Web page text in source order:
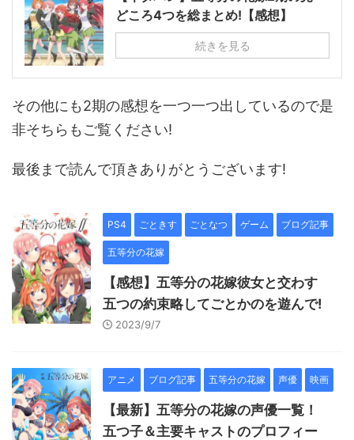
どころ4つを総まとめ!【感想】
続きを見る
その他にも2期の感想を一つ一つ出しているので是
非そちらもご覧ください!
最後まで読んで頂きありがとうございます!
PS4 ごときす ごとなつ ゲーム ブログ記事
五等分の花嫁
【感想】五等分の花嫁彼女と交わす
五つの約束略してごとかのを遊んで!
2023/9/7
アニメ ブログ記事 五等分の花嫁 声優 映画
【最新】五等分の花嫁の声優一覧！
五つ子＆主要キャストのプロフィー